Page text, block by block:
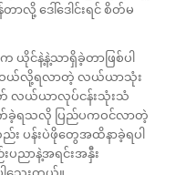
လို့ ဒေါ်ဒေါင်းရင် စိတ်မ
င်နဲ့နဲ့သာရှိခဲ့တာဖြစ်ပါ
ယ်လို့ရလာတဲ့ လယ်ယာသုံး
လယ်ယာလုပ်ငန်းသုံးသံ
က်ခဲ့ရသလို ပြည်ပကဝင်လာတဲ့
ည်း ပန်းပဲဖိုတွေအထိနာခဲ့ရပါ
ညာနဲ့အရင်းအနှီး